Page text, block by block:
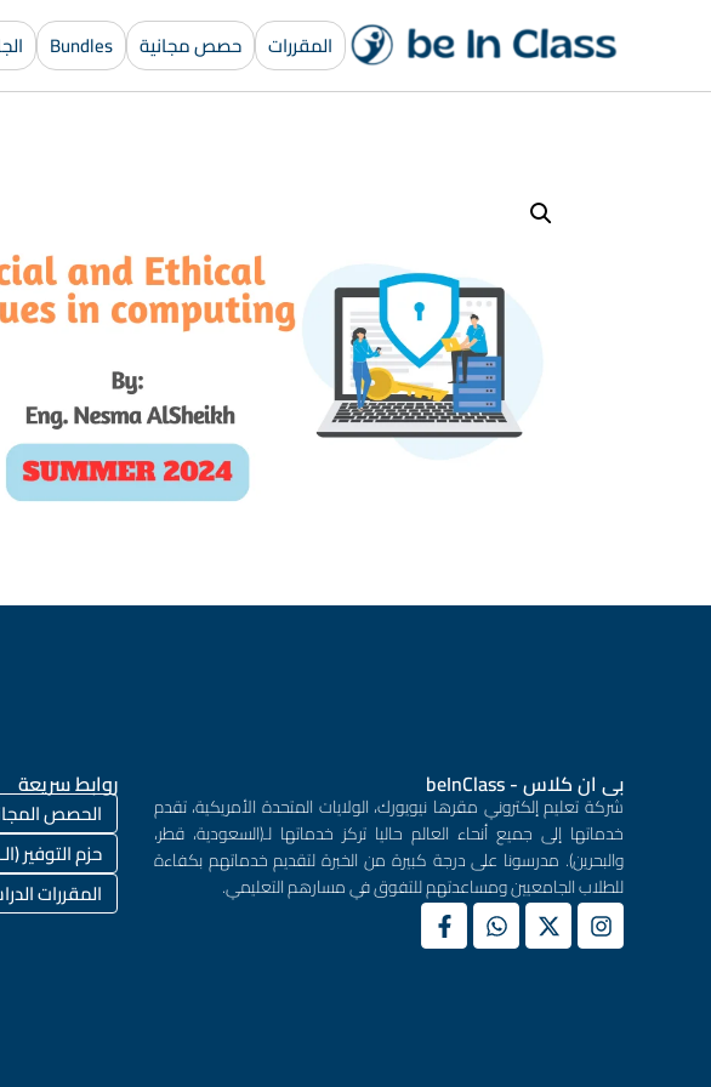
المقررات حصص مجانية Bundles
بى ان كلاس - beInClass
شركة تعليم إلكتروني مقرها نيويورك، الولايات المتحدة الأمريكية، تقدم
خدماتها إلى جميع أنحاء العالم حاليا تركز خدماتها لـ(السعودية، قطر،
والبحرين). مدرسونا على درجة كبيرة من الخبرة لتقديم خدماتهم بكفاءة
للطلاب الجامعيين ومساعدتهم للتفوق في مسارهم التعليمي.
روابط سريعة
الحصص
حزم التوفير (الـBundles)
المقررات